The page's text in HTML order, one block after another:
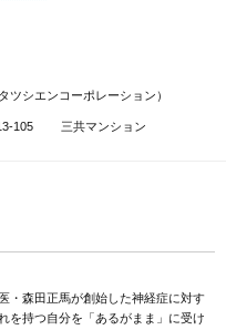
ツシエンコーポレーション）
13-105 三共マンション
・森田正馬が創始した神経症に対す
を持つ自分を「あるがまま」に受け